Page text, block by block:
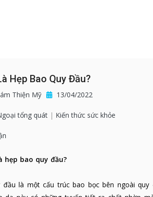
Hẹp Bao Quy Đầu?
Thiện Mỹ 13/04/2022
tổng quát | Kiến thức sức khỏe
hẹp bao quy đầu?
đầu là một cấu trúc bao bọc bên ngoài quy